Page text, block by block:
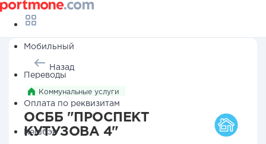
Мобильный
Переводы
Оплата по реквизитам
Кешбэк
Назад
Коммунальные услуги
ОСББ "ПРОСПЕКТ
КУТУЗОВА 4"